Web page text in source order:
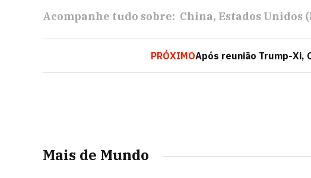
Acompanhe tudo sobre: China Estados Unidos
PRÓXIMOApós reunião Trump-Xi,
Mais de Mundo